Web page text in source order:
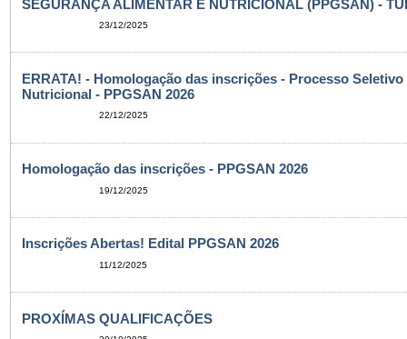
SEGURANÇA ALIMENTAR E NUTRICIONAL (PPGSAN) -
23/12/2025
ERRATA! - Homologação das inscrições - Processo
Nutricional - PPGSAN 2026
22/12/2025
Homologação das inscrições - PPGSAN 2026
19/12/2025
Inscrições Abertas! Edital PPGSAN 2026
11/12/2025
PROXÍMAS QUALIFICAÇÕES